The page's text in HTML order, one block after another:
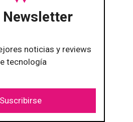
Newsletter
noticias y reviews
tecnología
Suscribirse